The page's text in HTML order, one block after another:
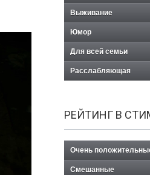
Выживание
Юмор
Для всей семьи
Расслабляющая
РЕЙТИНГ В
Очень
Смешанные